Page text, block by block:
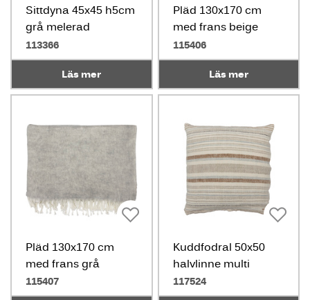
Sittdyna 45x45 h5cm
grå melerad
113366
Läs mer
Pläd 130x170 cm
med frans beige
115406
Läs mer
Pläd 130x170 cm
med frans grå
115407
Kuddfodral 50x50
halvlinne multi
ljusblå
117524